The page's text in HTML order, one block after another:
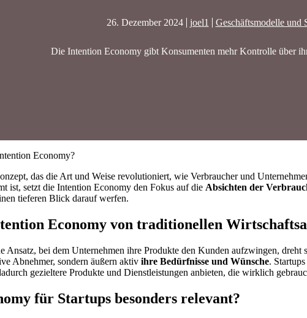
26. Dezember 2024 joel1 Geschäftsmodelle und
Die Intention Economy gibt Konsumenten mehr Kontrolle über
Economy?
das die Art und Weise revolutioniert, wie Verbraucher und
ist, setzt die Intention Economy den Fokus auf die Absichten der
tieferen Blick darauf werfen.
Economy von traditionellen
Ansatz, bei dem Unternehmen ihre Produkte den Kunden aufzwingen,
Abnehmer, sondern äußern aktiv ihre Bedürfnisse und Wünsche.
gezieltere Produkte und Dienstleistungen anbieten, die wirklich
für Startups besonders relevant?